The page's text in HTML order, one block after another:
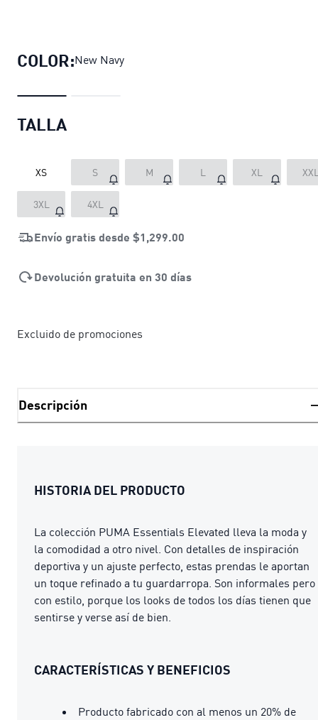
COLOR:New Navy
TALLA
XS S M L XL
3XL 4XL
Envío gratis desde $1,299.00
Devolución gratuita en 30 días
Excluido de promociones
Descripción
HISTORIA DEL PRODUCTO
La colección PUMA Essentials Elevated lleva la moda y
la comodidad a otro nivel. Con detalles de inspiración
deportiva y un ajuste perfecto, estas prendas le aportan
un toque refinado a tu guardarropa. Son informales pero
con estilo, porque los looks de todos los días tienen que
sentirse y verse así de bien.
CARACTERÍSTICAS Y BENEFICIOS
Producto fabricado con al menos un 20% de